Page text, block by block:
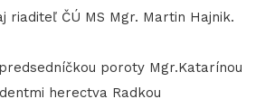
riaditeľ ČÚ MS Mgr. Martin Hajnik.
poroty Mgr.Katarínou
herectva Radkou